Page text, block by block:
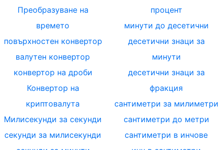
Преобразуване на
времето
повърхностен конвертор
валутен конвертор
конвертор на дроби
Конвертор на
криптовалута
Милисекунди за секунди
секунди за милисекунди
процент
минути до десетични
десетични знаци за
минути
десетични знаци за
фракция
сантиметри за милиметри
сантиметри до метри
сантиметри в инчове